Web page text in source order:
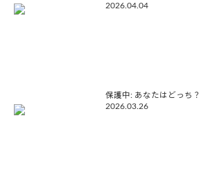
2026.04.04
保護中: あなたはどっち？
2026.03.26